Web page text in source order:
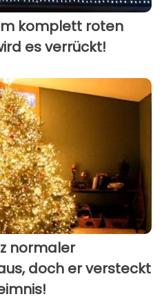
komplett roten
es verrückt!
normaler
doch er versteckt